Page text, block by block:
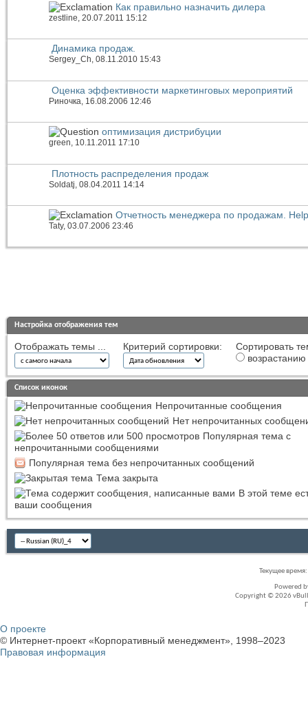
Как правильно назначить дилера
zestline , 20.07.2011 15:12
Динамика продаж.
Sergey_Ch, 08.11.2010 15:43
Оценка эффективности маркетинговых мероприятий
Риночка , 16.08.2006 12:46
оптимизация дистрибуции
green, 10.11.2011 17:10
Плотность распределения продаж
Soldatj , 08.04.2011 14:14
Отчетность менеджера по продажам.
Taty, 03.07.2006 23:46
Настройка отображения тем
Отображать темы ... Критерий сортировки:
Сортировать
возрастанию
Список иконок
Непрочитанные сообщения
Нет непрочитанных
Популярная тема с
непрочитанными сообщениями
Популярная тема без непрочитанных сообщений
Тема закрыта
В этой теме
ваши сообщения
Текущее время:
Powered
Copyright © 2026
О проекте
© Интернет-проект «Корпоративный менеджмент», 1998–2023
Правовая информация